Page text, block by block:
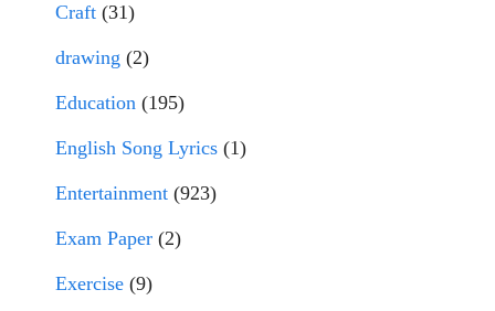
Craft (31)
drawing (2)
Education (195)
English Song Lyrics (1)
Entertainment (923)
Exam Paper (2)
Exercise (9)